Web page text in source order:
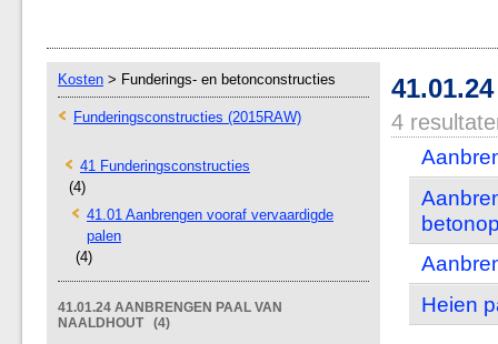
Kosten > Funderings- en betonconstructies
Funderingsconstructies (2015RAW)
41 Funderingsconstructies
(4)
41.01 Aanbrengen vooraf vervaardigde
palen
(4)
41.01.24 AANBRENGEN PAAL VAN
NAALDHOUT (4)
4
Heien